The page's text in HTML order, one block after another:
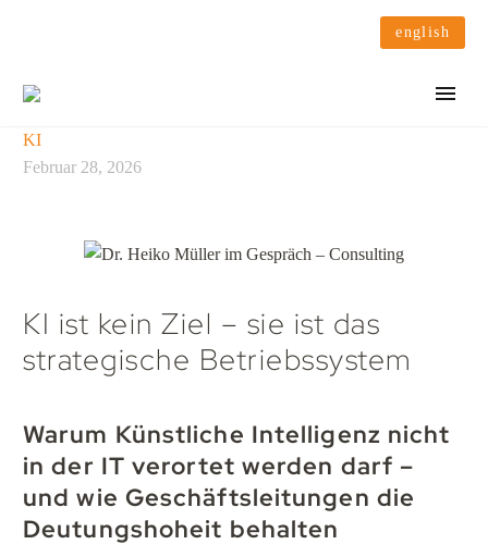
english
KI
Februar 28, 2026
KI ist kein Ziel – sie ist das
strategische Betriebssystem
Warum Künstliche Intelligenz nicht
in der IT verortet werden darf –
und wie Geschäftsleitungen die
Deutungshoheit behalten